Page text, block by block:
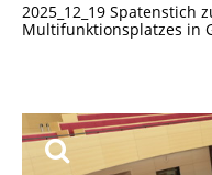
2025_12_19 Spatenstich
Multifunktionsplatzes in